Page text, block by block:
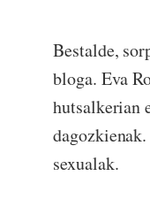
Bestalde,
bloga. Eva
hutsalkerian
sexualak.